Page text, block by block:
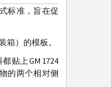
GM 1724-A-KLT - Small Containers (2020)
GM 1724-B - Master Containers (2020)
标准，旨在促
箱）的模板。
贴上GM 1724
的两个相对侧